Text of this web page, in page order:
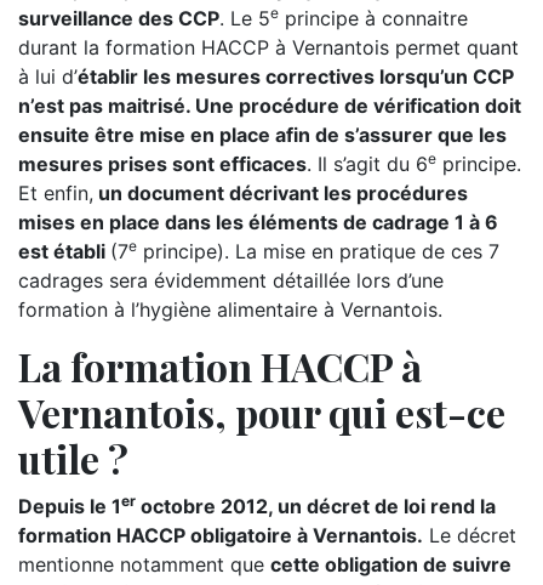
surveillance des CCP. Le 5e principe à connaitre
durant la formation HACCP à Vernantois permet quant
à lui d’établir les mesures correctives lorsqu’un CCP
n’est pas maitrisé. Une procédure de vérification doit
ensuite être mise en place afin de s’assurer que les
mesures prises sont efficaces. Il s’agit du 6e principe.
Et enfin, un document décrivant les procédures
mises en place dans les éléments de cadrage 1 à 6
est établi (7e principe). La mise en pratique de ces 7
cadrages sera évidemment détaillée lors d’une
formation à l’hygiène alimentaire à Vernantois.
La formation HACCP à
Vernantois, pour qui est-ce
utile ?
Depuis le 1er octobre 2012, un décret de loi rend la
formation HACCP obligatoire à Vernantois. Le décret
mentionne notamment que cette obligation de suivre